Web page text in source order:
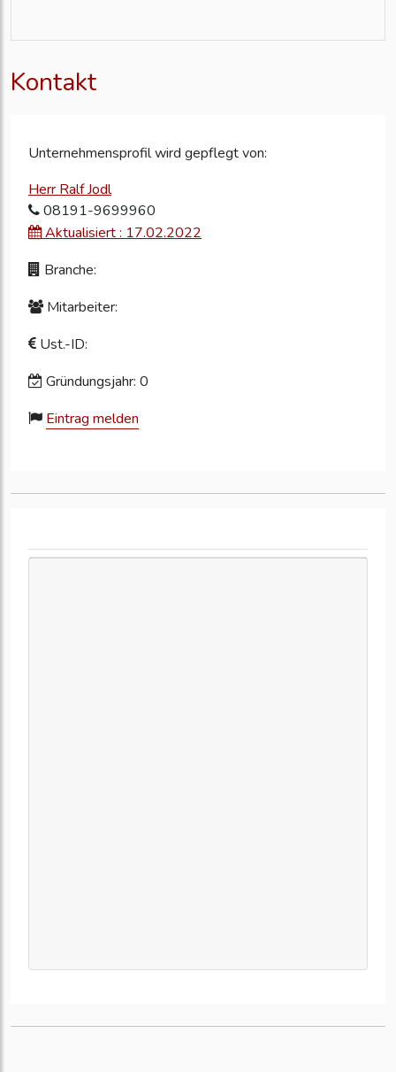
Kontakt
Unternehmensprofil wird gepflegt von:
Herr Ralf Jodl
08191-9699960
Aktualisiert : 17.02.2022
Branche:
Mitarbeiter:
Ust.-ID:
Gründungsjahr: 0
Eintrag melden